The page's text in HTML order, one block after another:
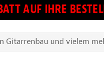
AUF IHRE